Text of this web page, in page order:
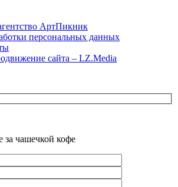
АртПикник
персональных данных
сайта – LZ.Media
за чашечкой кофе